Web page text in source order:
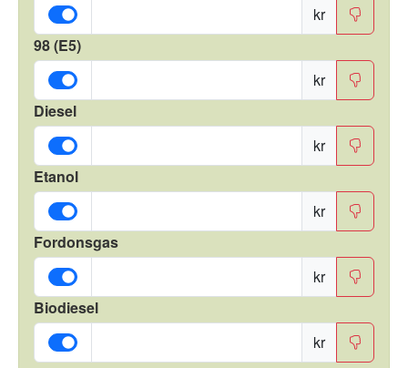
kr
98 (E5)
kr
Diesel
kr
Etanol
kr
Fordonsgas
kr
Biodiesel
kr